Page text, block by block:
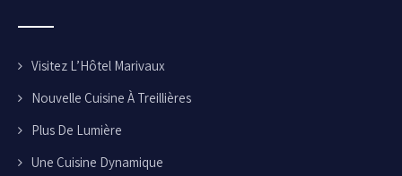
Visitez L’Hôtel Marivaux
Nouvelle Cuisine À Treillières
Plus De Lumière
Une Cuisine Dynamique